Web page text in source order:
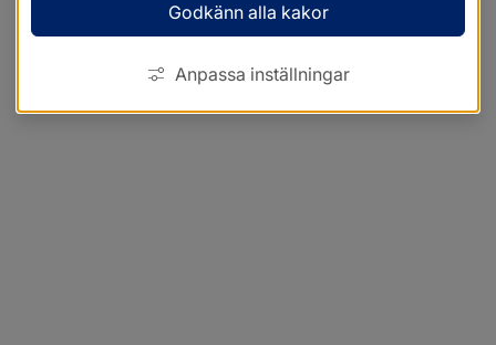
Godkänn alla kakor
Anpassa inställningar